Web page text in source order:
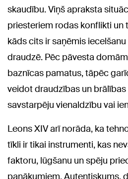
skaudību. Viņš apraksta
priesteriem rodas konflikti un
kāds cits ir saņēmis
draudzē. Pēc pāvesta
baznīcas pamatus, tāpēc
veidot draudzības un
savstarpēju vienaldzību vai
Leons XIV arī norāda, ka
tīkli ir tikai instrumenti, kas
faktoru, lūgšanu un spēju
panākumiem. Autentiskums,